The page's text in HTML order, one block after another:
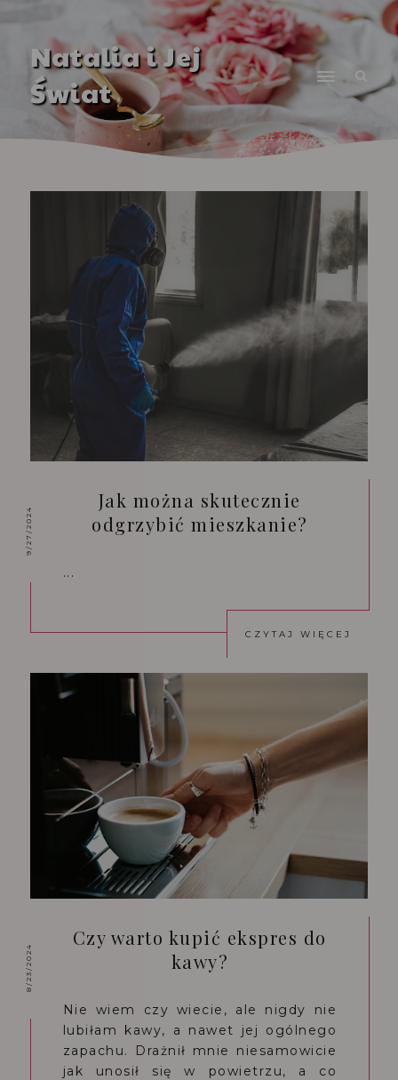
Natalia i Jej
Świat
9/27/2024
Jak można skutecznie
odgrzybić mieszkanie?
...
CZYTAJ WIĘCEJ
8/23/2024
Czy warto kupić ekspres do
kawy?
Nie wiem czy wiecie, ale nigdy nie
lubiłam kawy, a nawet jej ogólnego
zapachu. Drażnił mnie niesamowicie
jak unosił się w powietrzu, a co